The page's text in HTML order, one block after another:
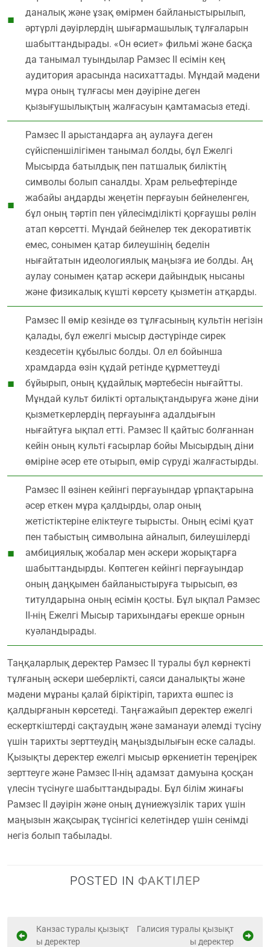
даналық және ұзақ өмірмен байланыстырылып,
әртүрлі дәуірлердің шығармашылық тұлғаларын
шабыттандырады. «Он өсиет» фильмі және басқа
да танымал туындылар Рамзес ІІ есімін кең
аудитория арасында насихаттады. Мұндай мәдени
мұра оның тұлғасы мен дәуіріне деген
қызығушылықтың жалғасуын қамтамасыз етеді.
Рамзес ІІ арыстандарға аң аулауға деген
сүйіспеншілігімен танымал болды, бұл Ежелгі
Мысырда батылдық пен патшалық биліктің
символы болып саналды. Храм рельефтерінде
жабайы аңдарды жеңетін перғауын бейнеленген,
бұл оның тәртіп пен үйлесімділікті қорғаушы рөлін
атап көрсетті. Мұндай бейнелер тек декоративтік
емес, сонымен қатар билеушінің беделін
нығайтатын идеологиялық маңызға ие болды. Аң
аулау сонымен қатар әскери дайындық нысаны
және физикалық күшті көрсету қызметін атқарды.
Рамзес ІІ өмір кезінде өз тұлғасының культін негізін
қалады, бұл ежелгі мысыр дәстүрінде сирек
кездесетін құбылыс болды. Ол ел бойынша
храмдарда өзін құдай ретінде құрметтеуді
бұйырып, оның құдайлық мәртебесін нығайтты.
Мұндай культ билікті орталықтандыруға және діни
қызметкерлердің перғауынға адалдығын
нығайтуға ықпал етті. Рамзес ІІ қайтыс болғаннан
кейін оның культі ғасырлар бойы Мысырдың діни
өміріне әсер ете отырып, өмір сүруді жалғастырды.
Рамзес ІІ өзінен кейінгі перғауындар ұрпақтарына
әсер еткен мұра қалдырды, олар оның
жетістіктеріне еліктеуге тырысты. Оның есімі қуат
пен табыстың символына айналып, билеушілерді
амбициялық жобалар мен әскери жорықтарға
шабыттандырды. Көптеген кейінгі перғауындар
оның даңқымен байланыстыруға тырысып, өз
титулдарына оның есімін қосты. Бұл ықпал Рамзес
ІІ-нің Ежелгі Мысыр тарихындағы ерекше орнын
куәландырады.
Таңқаларлық деректер Рамзес ІІ туралы бұл көрнекті
тұлғаның әскери шеберлікті, саяси даналықты және
мәдени мұраны қалай біріктіріп, тарихта өшпес із
қалдырғанын көрсетеді. Таңғажайып деректер ежелгі
ескерткіштерді сақтаудың және заманауи әлемді түсіну
үшін тарихты зерттеудің маңыздылығын еске салады.
Қызықты деректер ежелгі мысыр өркениетін тереңірек
зерттеуге және Рамзес ІІ-нің адамзат дамуына қосқан
үлесін түсінуге шабыттандырады. Бұл білім жинағы
Рамзес ІІ дәуірін және оның дүниежүзілік тарих үшін
маңызын жақсырақ түсінгісі келетіндер үшін сенімді
негіз болып табылады.
POSTED IN ФАКТІЛЕР
Н
Канзас туралы қызықт
ы деректер
Галисия туралы қызықт
ы деректер